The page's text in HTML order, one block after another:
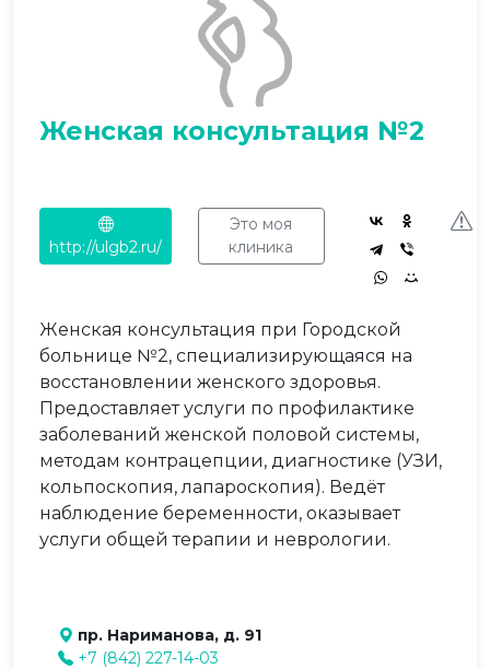
Женская консультация №2
http://ulgb2.ru/
Это моя
клиника
Женская консультация при Городской
больнице №2, специализирующаяся на
восстановлении женского здоровья.
Предоставляет услуги по профилактике
заболеваний женской половой системы,
методам контрацепции, диагностике (УЗИ,
кольпоскопия, лапароскопия). Ведёт
наблюдение беременности, оказывает
услуги общей терапии и неврологии.
пр. Нариманова, д. 91
+7 (842) 227-14-03